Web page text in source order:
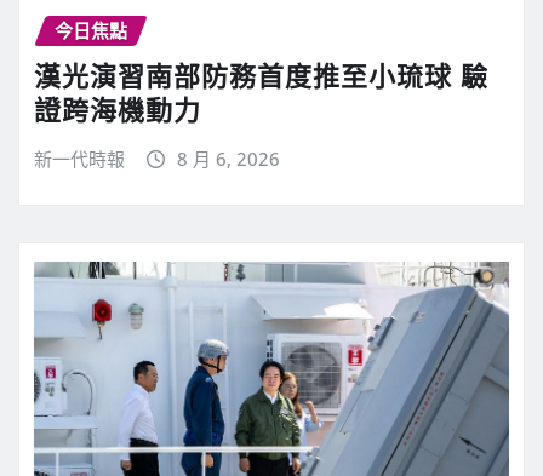
今日焦點
漢光演習南部防務首度推至小琉球 驗
證跨海機動力
新一代時報 8 月 6, 2026